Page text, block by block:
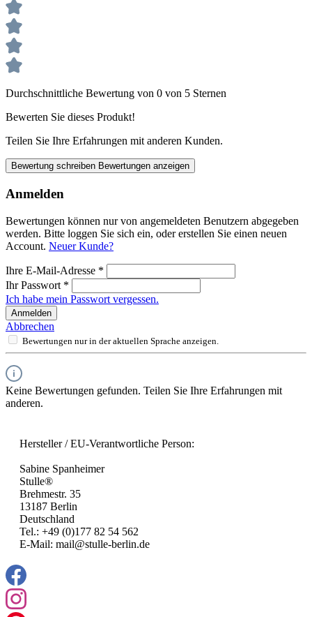
Durchschnittliche Bewertung von 0 von 5 Sternen
Bewerten Sie dieses Produkt!
Teilen Sie Ihre Erfahrungen mit anderen Kunden.
Bewertung schreiben Bewertungen anzeigen
Anmelden
Bewertungen können nur von angemeldeten Benutzern abgegeben
werden. Bitte loggen Sie sich ein, oder erstellen Sie einen neuen
Account. Neuer Kunde?
Ihre E-Mail-Adresse *
Ihr Passwort *
Ich habe mein Passwort vergessen.
Anmelden
Abbrechen
Bewertungen nur in der aktuellen Sprache anzeigen.
Keine Bewertungen gefunden. Teilen Sie Ihre Erfahrungen mit
anderen.
Hersteller / EU-Verantwortliche Person:
Sabine Spanheimer
Stulle®
Brehmestr. 35
13187 Berlin
Deutschland
Tel.: +49 (0)177 82 54 562
E-Mail: mail@stulle-berlin.de